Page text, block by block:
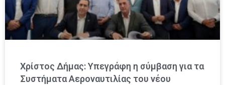
Χρίστος Δήμας: Υπεγράφη η σύμβαση για τα
Συστήματα Αεροναυτιλίας του νέου